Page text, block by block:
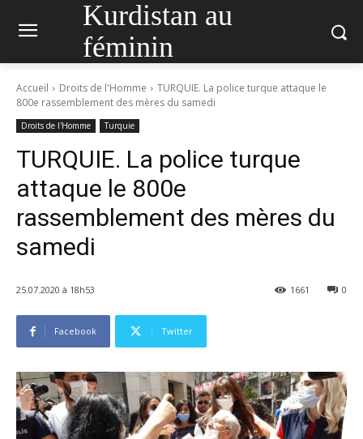
Kurdistan au
féminin
Accueil Droits de l'Homme
TURQUIE. La police turque attaque le
800e rassemblement des mères du samedi
Droits de l'Homme Turquie
TURQUIE. La police turque
attaque le 800e
rassemblement des mères du
samedi
25.07.2020 à 18h53 0
1661
Facebook Twitter